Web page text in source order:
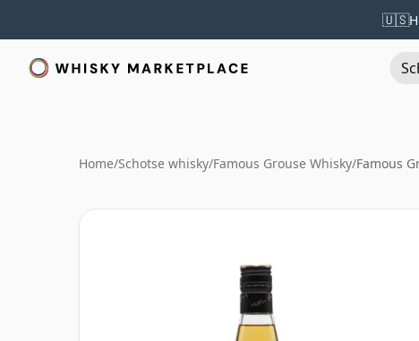
🇺🇸
Home/Schotse whisky/Famous Grouse Whisky/Famous